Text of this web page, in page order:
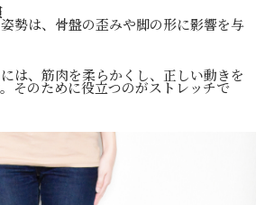
勢は、骨盤の歪みや脚の形に影響を与
は、筋肉を柔らかくし、正しい動きを
そのために役立つのがストレッチで